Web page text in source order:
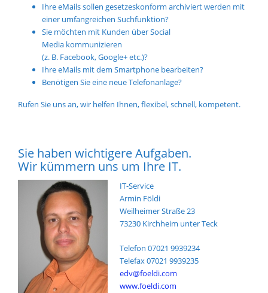
Ihre eMails sollen gesetzeskonform archiviert werden mit
einer umfangreichen Suchfunktion?
Sie möchten mit Kunden über Social
Media kommunizieren
(z. B. Facebook, Google+ etc.)?
Ihre eMails mit dem Smartphone bearbeiten?
Benötigen Sie eine neue Telefonanlage?
Rufen Sie uns an, wir helfen Ihnen, flexibel, schnell, kompetent.
Sie haben wichtigere Aufgaben.
Wir kümmern uns um Ihre IT.
IT-Service
Armin Földi
Weilheimer Straße 23
73230 Kirchheim unter Teck
Telefon 07021 9939234
Telefax 07021 9939235
edv@foeldi.com
www.foeldi.com